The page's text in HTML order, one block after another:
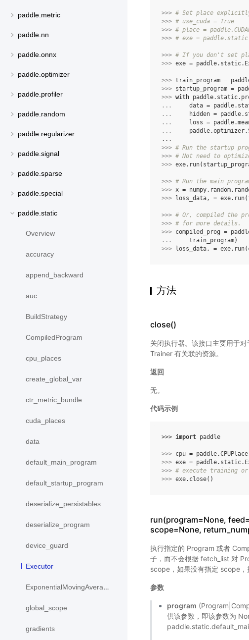
paddle.metric
paddle.nn
paddle.onnx
paddle.optimizer
paddle.profiler
paddle.random
paddle.regularizer
paddle.signal
paddle.sparse
paddle.special
paddle.static
Overview
accuracy
append_backward
auc
BuildStrategy
CompiledProgram
cpu_places
create_global_var
ctr_metric_bundle
cuda_places
data
default_main_program
default_startup_program
deserialize_persistables
deserialize_program
device_guard
Executor
ExponentialMovingAverage
global_scope
gradients
>>> # Set place
>>> # use_cuda = True
>>> # place =
>>> # exe =
>>> # If you don't set
>>> exe = paddle. static.
>>> train_program =
>>> startup_program =
>>> with paddle. static.
...
data = paddle.
...
hidden = paddle.
...
loss = paddle.
...
paddle.optimizer.
...
>>> # Run the startup
>>> # Not need to
>>> exe. run(
>>> # Run the main
>>> x = numpy. random.
>>>
loss_data, = exe. run(
>>> # Or, compiled the
>>> # for more details.
>>> compiled_prog =
...
train_program)
>>>
loss_data, = exe. run(
方法
close()
关闭执行器。该接口主要用于
Trainer 有关联的资源。
返回
无。
代码示例
>>> import paddle
>>> cpu = paddle.CPUPlace
>>> exe = paddle. static.
>>> # execute training
>>> exe. close()
run(program=None,
scope=None,
执行指定的 Program 或者
子，而不会根据 fetch_list 对
scope，如果没有指定 scope
参数
program
供该参数，即该参数为